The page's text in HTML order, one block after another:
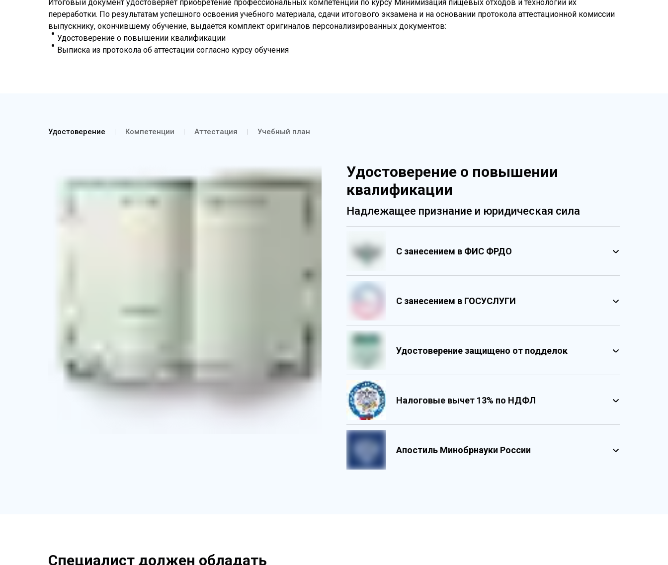
Итоговый документ удостоверяет приобретение профессиональных компетенций по курсу Минимизация пищевых отходов и технологии их
переработки. По результатам успешного освоения учебного материала, сдачи итогового экзамена и на основании протокола аттестационной комиссии
выпускнику, окончившему обучение, выдаётся комплект оригиналов персонализированных документов:
Удостоверение о повышении квалификации
Выписка из протокола об аттестации согласно курсу обучения
Удостоверение Компетенции Аттестация Учебный план
Удостоверение о повышении
квалификации
Надлежащее признание и юридическая сила
С занесением в ФИС ФРДО
С занесением в ГОСУСЛУГИ
Удостоверение защищено от подделок
Государственными реестровыми номерами
Персонализированный документ о квалификации
Содержит графические и оптические элементы защиты
Налоговые вычет 13% по НДФЛ
Апостиль Минобрнауки России
Специалист должен обладать